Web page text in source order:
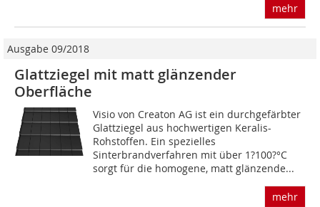
mehr
Ausgabe 09/2018
Glattziegel mit matt glänzender
Oberfläche
Visio von Creaton AG ist ein durchgefärbter
Glattziegel aus hochwertigen Keralis-
Rohstoffen. Ein spezielles
Sinterbrandverfahren mit über 1?100?°C
sorgt für die homogene, matt glänzende...
mehr